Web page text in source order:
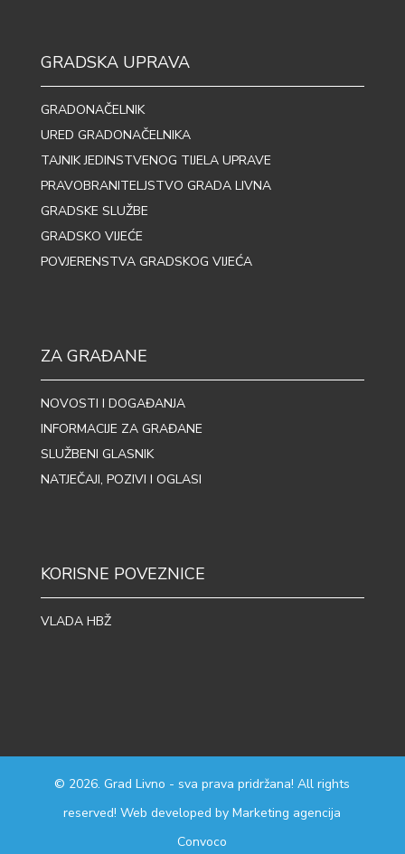
GRADSKA UPRAVA
GRADONAČELNIK
URED GRADONAČELNIKA
TAJNIK JEDINSTVENOG TIJELA UPRAVE
PRAVOBRANITELJSTVO GRADA LIVNA
GRADSKE SLUŽBE
GRADSKO VIJEĆE
POVJERENSTVA GRADSKOG VIJEĆA
ZA GRAĐANE
NOVOSTI I DOGAĐANJA
INFORMACIJE ZA GRAĐANE
SLUŽBENI GLASNIK
NATJEČAJI, POZIVI I OGLASI
KORISNE POVEZNICE
VLADA HBŽ
© 2026. Grad Livno - sva prava pridržana! All rights
reserved! Web developed byMarketing agencija
Convoco